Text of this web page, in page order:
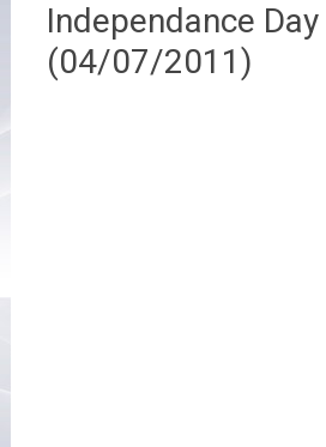
Independance Day
(04/07/2011)